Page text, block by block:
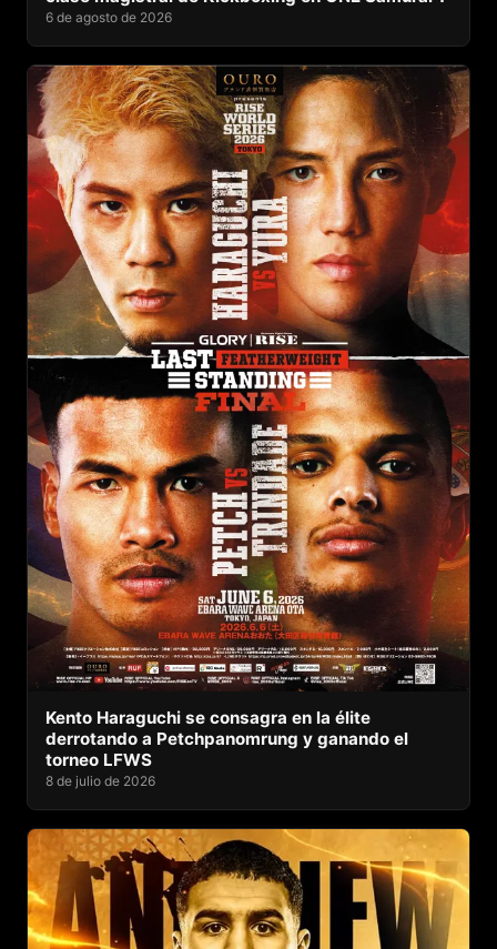
6 de agosto de 2026
Kento Haraguchi se consagra en la élite
derrotando a Petchpanomrung y ganando el
torneo LFWS
8 de julio de 2026